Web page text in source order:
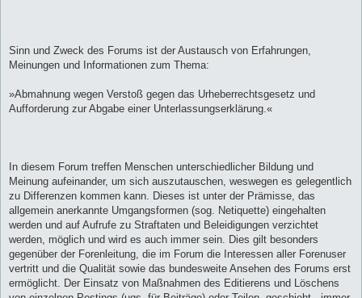
Sinn und Zweck des Forums ist der Austausch von Erfahrungen,
Meinungen und Informationen zum Thema:
»Abmahnung wegen Verstoß gegen das Urheberrechtsgesetz und
Aufforderung zur Abgabe einer Unterlassungserklärung.«
In diesem Forum treffen Menschen unterschiedlicher Bildung und
Meinung aufeinander, um sich auszutauschen, weswegen es gelegentlich
zu Differenzen kommen kann. Dieses ist unter der Prämisse, das
allgemein anerkannte Umgangsformen (sog. Netiquette) eingehalten
werden und auf Aufrufe zu Straftaten und Beleidigungen verzichtet
werden, möglich und wird es auch immer sein. Dies gilt besonders
gegenüber der Forenleitung, die im Forum die Interessen aller Forenuser
vertritt und die Qualität sowie das bundesweite Ansehen des Forums erst
ermöglicht. Der Einsatz von Maßnahmen des Editierens und Löschens